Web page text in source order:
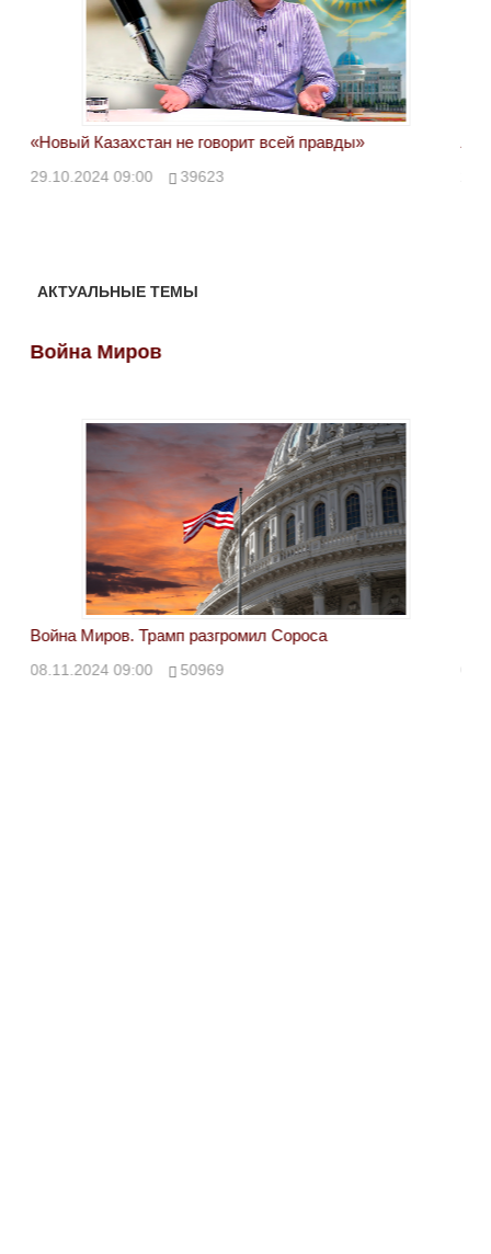
«Новый Казахстан не говорит всей правды»
29.10.2024 09:00 39623
АКТУАЛЬНЫЕ ТЕМЫ
Война Миров
Война Миров. Трамп разгромил Сороса
08.11.2024 09:00 50969